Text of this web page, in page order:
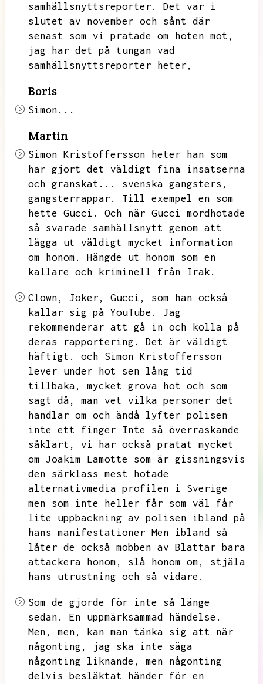
samhällsnyttsreporter.
Det var i
slutet av november och sånt där
senast som vi pratade om hoten mot,
jag har det på tungan vad
samhällsnyttsreporter heter,
Boris
Simon...
Martin
Simon Kristoffersson heter han som
har gjort det väldigt fina insatserna
och granskat...
svenska gangsters,
gangsterrappar.
Till exempel en som
hette Gucci.
Och när Gucci mordhotade
så svarade samhällsnytt genom att
lägga ut väldigt mycket information
om honom.
Hängde ut honom som en
kallare och kriminell från Irak.
Clown, Joker, Gucci,
som han också
kallar sig på YouTube.
Jag
rekommenderar att gå in och kolla på
deras rapportering.
Det är väldigt
häftigt.
och Simon Kristoffersson
lever under hot sen lång tid
tillbaka,
mycket grova hot och som
sagt då,
man vet vilka personer det
handlar om och ändå lyfter polisen
inte ett finger Inte så överraskande
såklart,
vi har också pratat mycket
om Joakim Lamotte som är gissningsvis
den särklass mest hotade
alternativmedia profilen i Sverige
men som inte heller får som väl får
lite uppbackning av polisen ibland på
hans manifestationer Men ibland så
låter de också mobben av Blattar bara
attackera honom,
slå honom om,
stjäla
hans utrustning och så vidare.
Som de gjorde för inte så länge
sedan.
En uppmärksammad händelse.
Men,
men,
kan man tänka sig att när
någonting,
jag ska inte säga
någonting liknande,
men någonting
delvis besläktat händer för en